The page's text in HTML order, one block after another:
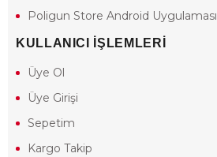
Poligun Store Android Uygulaması
KULLANICI İŞLEMLERİ
Üye Ol
Üye Girişi
Sepetim
Kargo Takip